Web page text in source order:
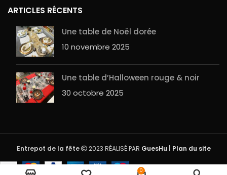
ARTICLES RÉCENTS
Une table de Noël dorée
10 novembre 2025
Une table d’Halloween rouge & noir
30 octobre 2025
Entrepot de la fête 2023 RÉALISÉ PAR GuesHu Plan du site
decoMarker Pébéo –
Rupture
0